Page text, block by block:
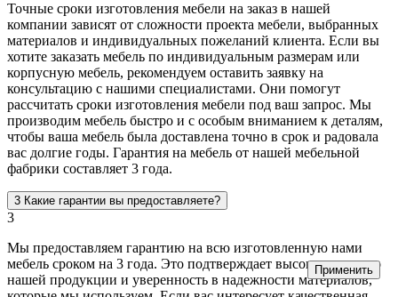
Применить
Точные сроки изготовления мебели на заказ в нашей
компании зависят от сложности проекта мебели, выбранных
материалов и индивидуальных пожеланий клиента. Если вы
хотите заказать мебель по индивидуальным размерам или
корпусную мебель, рекомендуем оставить заявку на
консультацию с нашими специалистами. Они помогут
рассчитать сроки изготовления мебели под ваш запрос. Мы
производим мебель быстро и с особым вниманием к деталям,
чтобы ваша мебель была доставлена точно в срок и радовала
вас долгие годы. Гарантия на мебель от нашей мебельной
фабрики составляет 3 года.
3 Какие гарантии вы предоставляете?
3
Мы предоставляем гарантию на всю изготовленную нами
мебель сроком на 3 года. Это подтверждает высокое качество
нашей продукции и уверенность в надежности материалов,